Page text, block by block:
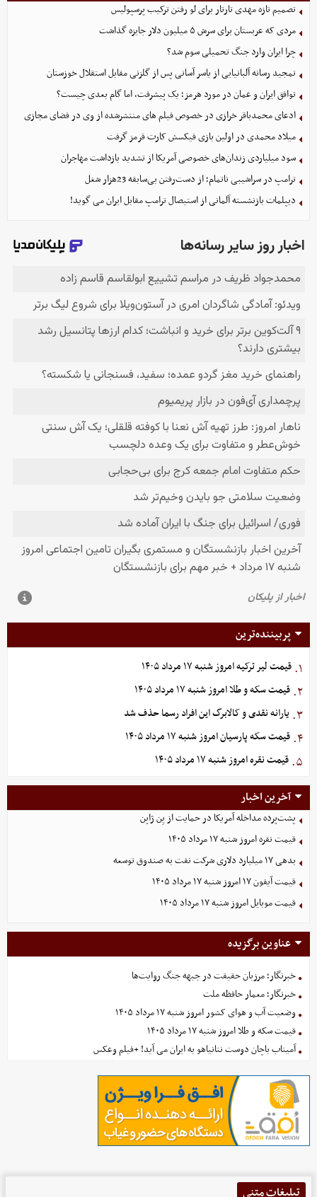
تصمیم تازه مهدی تارتار برای لو رفتن ترکیب پرسپولیس
مردی که عربستان برای سرش ۵ میلیون دلار جایزه گذاشت
چرا ایران وارد جنگ تحمیلی سوم شد؟
تمجید رسانه آلبانیایی از یاسر آسانی پس از گلزنی مقابل استقلال خوزستان
توافق ایران و عمان در مورد هرمز؛ یک پیشرفت، اما گام بعدی چیست؟
ادعای محمدباقر خرازی در خصوص فیلم های منتشرشده از وی در فضای مجازی
میلاد محمدی در اولین بازی فیکسش کارت قرمز گرفت
سود میلیاردی زندان‌های خصوصی آمریکا از تشدید بازداشت مهاجران
ترامپ در سراشیبی ناتمام؛ از دست‌رفتن بی‌سابقه 23هزار شغل
دیپلمات بازنشسته آلمانی از استیصال ترامپ مقابل ایران می گوید!
پربیننده‌ترین
۱. قیمت لیر ترکیه امروز شنبه ۱۷ مرداد ۱۴۰۵
۲. قیمت سکه و طلا امروز شنبه ۱۷ مرداد ۱۴۰۵
۳. یارانه نقدی و کالابرگ این افراد رسما حذف شد
۴. قیمت سکه پارسیان امروز شنبه ۱۷ مرداد ۱۴۰۵
۵. قیمت نقره امروز شنبه ۱۷ مرداد ۱۴۰۵
آخرین اخبار
پشت‌پرده مداخله آمریکا در حمایت از یِن ژاپن
قیمت نقره امروز شنبه ۱۷ مرداد ۱۴۰۵
بدهی ١٧ میلیارد دلاری شرکت نفت به صندوق توسعه
قیمت آیفون ۱۷ امروز شنبه ۱۷ مرداد ۱۴۰۵
قیمت موبایل‌ امروز شنبه ۱۷ مرداد ۱۴۰۵
عناوین برگزیده
خبرنگار؛ مرزبان حقیقت در جبهه جنگ روایت‌ها
خبرنگار؛ معمار حافظه ملت
وضعیت آب و هوای کشور امروز شنبه ۱۷ مرداد ۱۴۰۵
قیمت سکه و طلا امروز شنبه ۱۷ مرداد ۱۴۰۵
آمیتاب باچان دوست نتانیاهو به ایران می آید! +فیلم وعکس
تبلیغات متنی